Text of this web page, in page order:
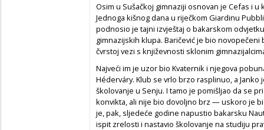
Osim u Sušačkoj gimnaziji osnovan je Cefas i
Jednoga kišnog dana u riječkom Giardinu
podnosio je tajni izvještaj o bakarskom
gimnazijskih klupa. Baričević je bio
čvrstoj vezi s književnosti sklonim
Najveći im je uzor bio Kvaternik i njegova
Héderváry. Klub se vrlo brzo rasplinuo, a
školovanje u Senju. I tamo je pomišljao da se
konvikta, ali nije bio dovoljno brz — uskoro je
je, pak, sljedeće godine napustio bakarsku
ispit zrelosti i nastavio školovanje na studiju